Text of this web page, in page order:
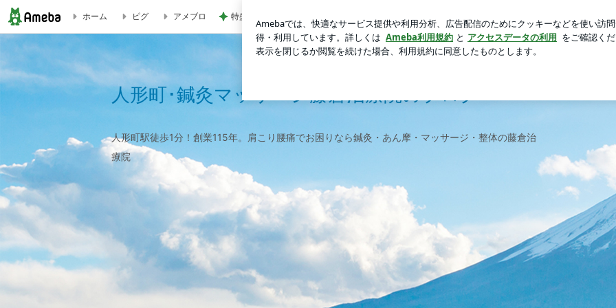
人形町･鍼灸マッサージ藤倉治療院のブログ
ホーム ピグ アメブロ 特盛W丼を頼んだら出てきた愛情盛り 新規登録
人形町･鍼灸マッサージ藤倉治療院のブログ
人形町駅徒歩1分！創業115年。肩こり腰痛でお困りなら鍼灸・あん摩・マッサージ・整体の藤倉治
療院